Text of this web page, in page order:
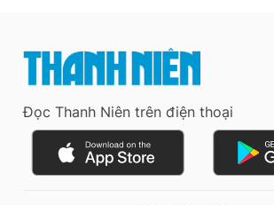
Đọc Thanh Niên trên điện thoại